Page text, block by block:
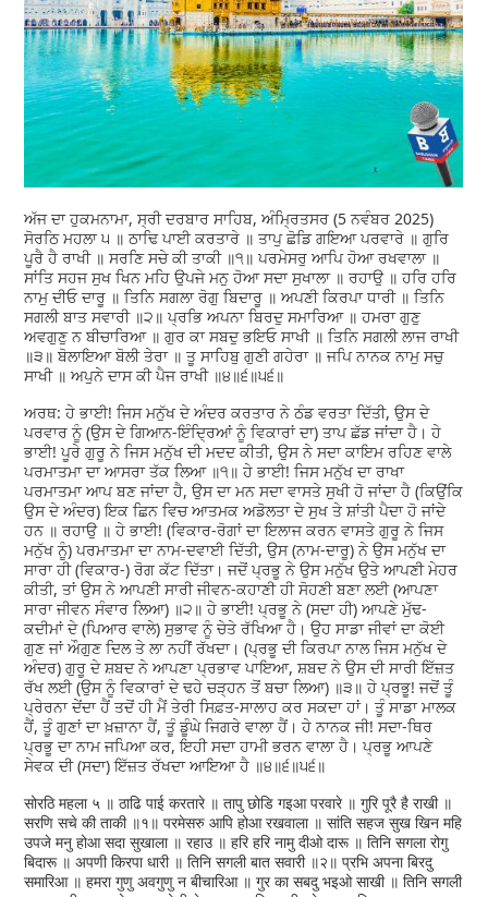
ਅੱਜ ਦਾ ਹੁਕਮਨਾਮਾ, ਸ੍ਰੀ ਦਰਬਾਰ ਸਾਹਿਬ, ਅੰਮ੍ਰਿਤਸਰ (5 ਨਵੰਬਰ 2025)
ਸੋਰਠਿ ਮਹਲਾ ੫ ॥ ਠਾਢਿ ਪਾਈ ਕਰਤਾਰੇ ॥ ਤਾਪੁ ਛੋਡਿ ਗਇਆ ਪਰਵਾਰੇ ॥ ਗੁਰਿ
ਪੂਰੈ ਹੈ ਰਾਖੀ ॥ ਸਰਣਿ ਸਚੇ ਕੀ ਤਾਕੀ ॥੧॥ ਪਰਮੇਸਰੁ ਆਪਿ ਹੋਆ ਰਖਵਾਲਾ ॥
ਸਾਂਤਿ ਸਹਜ ਸੁਖ ਖਿਨ ਮਹਿ ਉਪਜੇ ਮਨੁ ਹੋਆ ਸਦਾ ਸੁਖਾਲਾ ॥ ਰਹਾਉ ॥ ਹਰਿ ਹਰਿ
ਨਾਮੁ ਦੀਓ ਦਾਰੂ ॥ ਤਿਨਿ ਸਗਲਾ ਰੋਗੁ ਬਿਦਾਰੂ ॥ ਅਪਣੀ ਕਿਰਪਾ ਧਾਰੀ ॥ ਤਿਨਿ
ਸਗਲੀ ਬਾਤ ਸਵਾਰੀ ॥੨॥ ਪ੍ਰਭਿ ਅਪਨਾ ਬਿਰਦੁ ਸਮਾਰਿਆ ॥ ਹਮਰਾ ਗੁਣੁ
ਅਵਗੁਣੁ ਨ ਬੀਚਾਰਿਆ ॥ ਗੁਰ ਕਾ ਸਬਦੁ ਭਇਓ ਸਾਖੀ ॥ ਤਿਨਿ ਸਗਲੀ ਲਾਜ ਰਾਖੀ
॥੩॥ ਬੋਲਾਇਆ ਬੋਲੀ ਤੇਰਾ ॥ ਤੂ ਸਾਹਿਬੁ ਗੁਣੀ ਗਹੇਰਾ ॥ ਜਪਿ ਨਾਨਕ ਨਾਮੁ ਸਚੁ
ਸਾਖੀ ॥ ਅਪੁਨੇ ਦਾਸ ਕੀ ਪੈਜ ਰਾਖੀ ॥੪॥੬॥੫੬॥
ਅਰਥ: ਹੇ ਭਾਈ! ਜਿਸ ਮਨੁੱਖ ਦੇ ਅੰਦਰ ਕਰਤਾਰ ਨੇ ਠੰਡ ਵਰਤਾ ਦਿੱਤੀ, ਉਸ ਦੇ
ਪਰਵਾਰ ਨੂੰ (ਉਸ ਦੇ ਗਿਆਨ-ਇੰਦ੍ਰਿਆਂ ਨੂੰ ਵਿਕਾਰਾਂ ਦਾ) ਤਾਪ ਛੱਡ ਜਾਂਦਾ ਹੈ। ਹੇ
ਭਾਈ! ਪੂਰੇ ਗੁਰੂ ਨੇ ਜਿਸ ਮਨੁੱਖ ਦੀ ਮਦਦ ਕੀਤੀ, ਉਸ ਨੇ ਸਦਾ ਕਾਇਮ ਰਹਿਣ ਵਾਲੇ
ਪਰਮਾਤਮਾ ਦਾ ਆਸਰਾ ਤੱਕ ਲਿਆ ॥੧॥ ਹੇ ਭਾਈ! ਜਿਸ ਮਨੁੱਖ ਦਾ ਰਾਖਾ
ਪਰਮਾਤਮਾ ਆਪ ਬਣ ਜਾਂਦਾ ਹੈ, ਉਸ ਦਾ ਮਨ ਸਦਾ ਵਾਸਤੇ ਸੁਖੀ ਹੋ ਜਾਂਦਾ ਹੈ (ਕਿਉਂਕਿ
ਉਸ ਦੇ ਅੰਦਰ) ਇਕ ਛਿਨ ਵਿਚ ਆਤਮਕ ਅਡੋਲਤਾ ਦੇ ਸੁਖ ਤੇ ਸ਼ਾਂਤੀ ਪੈਦਾ ਹੋ ਜਾਂਦੇ
ਹਨ ॥ ਰਹਾਉ ॥ ਹੇ ਭਾਈ! (ਵਿਕਾਰ-ਰੋਗਾਂ ਦਾ ਇਲਾਜ ਕਰਨ ਵਾਸਤੇ ਗੁਰੂ ਨੇ ਜਿਸ
ਮਨੁੱਖ ਨੂੰ) ਪਰਮਾਤਮਾ ਦਾ ਨਾਮ-ਦਵਾਈ ਦਿੱਤੀ, ਉਸ (ਨਾਮ-ਦਾਰੂ) ਨੇ ਉਸ ਮਨੁੱਖ ਦਾ
ਸਾਰਾ ਹੀ (ਵਿਕਾਰ-) ਰੋਗ ਕੱਟ ਦਿੱਤਾ। ਜਦੋਂ ਪ੍ਰਭੂ ਨੇ ਉਸ ਮਨੁੱਖ ਉਤੇ ਆਪਣੀ ਮੇਹਰ
ਕੀਤੀ, ਤਾਂ ਉਸ ਨੇ ਆਪਣੀ ਸਾਰੀ ਜੀਵਨ-ਕਹਾਣੀ ਹੀ ਸੋਹਣੀ ਬਣਾ ਲਈ (ਆਪਣਾ
ਸਾਰਾ ਜੀਵਨ ਸੰਵਾਰ ਲਿਆ) ॥੨॥ ਹੇ ਭਾਈ! ਪ੍ਰਭੂ ਨੇ (ਸਦਾ ਹੀ) ਆਪਣੇ ਮੁੱਢ-
ਕਦੀਮਾਂ ਦੇ (ਪਿਆਰ ਵਾਲੇ) ਸੁਭਾਵ ਨੂੰ ਚੇਤੇ ਰੱਖਿਆ ਹੈ। ਉਹ ਸਾਡਾ ਜੀਵਾਂ ਦਾ ਕੋਈ
ਗੁਣ ਜਾਂ ਔਗੁਣ ਦਿਲ ਤੇ ਲਾ ਨਹੀਂ ਰੱਖਦਾ। (ਪ੍ਰਭੂ ਦੀ ਕਿਰਪਾ ਨਾਲ ਜਿਸ ਮਨੁੱਖ ਦੇ
ਅੰਦਰ) ਗੁਰੂ ਦੇ ਸ਼ਬਦ ਨੇ ਆਪਣਾ ਪ੍ਰਭਾਵ ਪਾਇਆ, ਸ਼ਬਦ ਨੇ ਉਸ ਦੀ ਸਾਰੀ ਇੱਜ਼ਤ
ਰੱਖ ਲਈ (ਉਸ ਨੂੰ ਵਿਕਾਰਾਂ ਦੇ ਢਹੇ ਚੜ੍ਹਨ ਤੋਂ ਬਚਾ ਲਿਆ) ॥੩॥ ਹੇ ਪ੍ਰਭੂ! ਜਦੋਂ ਤੂੰ
ਪ੍ਰੇਰਨਾ ਦੇਂਦਾ ਹੈਂ ਤਦੋਂ ਹੀ ਮੈਂ ਤੇਰੀ ਸਿਫ਼ਤ-ਸਾਲਾਹ ਕਰ ਸਕਦਾ ਹਾਂ। ਤੂੰ ਸਾਡਾ ਮਾਲਕ
ਹੈਂ, ਤੂੰ ਗੁਣਾਂ ਦਾ ਖ਼ਜ਼ਾਨਾ ਹੈਂ, ਤੂੰ ਡੂੰਘੇ ਜਿਗਰੇ ਵਾਲਾ ਹੈਂ। ਹੇ ਨਾਨਕ ਜੀ! ਸਦਾ-ਥਿਰ
ਪ੍ਰਭੂ ਦਾ ਨਾਮ ਜਪਿਆ ਕਰ, ਇਹੀ ਸਦਾ ਹਾਮੀ ਭਰਨ ਵਾਲਾ ਹੈ। ਪ੍ਰਭੂ ਆਪਣੇ
ਸੇਵਕ ਦੀ (ਸਦਾ) ਇੱਜ਼ਤ ਰੱਖਦਾ ਆਇਆ ਹੈ ॥੪॥੬॥੫੬॥
सोरठि महला ५ ॥ ठाढि पाई करतारे ॥ तापु छोडि गइआ परवारे ॥ गुरि पूरै है राखी ॥
सरणि सचे की ताकी ॥१॥ परमेसरु आपि होआ रखवाला ॥ सांति सहज सुख खिन महि
उपजे मनु होआ सदा सुखाला ॥ रहाउ ॥ हरि हरि नामु दीओ दारू ॥ तिनि सगला रोगु
बिदारू ॥ अपणी किरपा धारी ॥ तिनि सगली बात सवारी ॥२॥ प्रभि अपना बिरदु
समारिआ ॥ हमरा गुणु अवगुणु न बीचारिआ ॥ गुर का सबदु भइओ साखी ॥ तिनि सगली